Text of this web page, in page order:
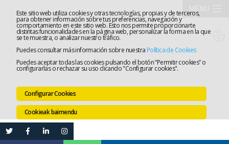
Este sitio web utiliza cookies y otras tecnologías, propias y de terceros,
para obtener información sobre tus preferencias, navegación y
comportamiento en este sitio web. Esto nos permite proporcionarte
distintas funcionalidades en la página web, personalizar la forma en la que
se te muestra, o analizar nuestro tráfico.
Puedes consultar más información sobre nuestra Política de Cookies
Puedes aceptar todas las cookies pulsando el botón “Permitir cookies” o
configurarlas o rechazar su uso clicando "Configurar cookies".
Configurar Cookies
Cookieak baimendu
Elkargoa
Lanaren